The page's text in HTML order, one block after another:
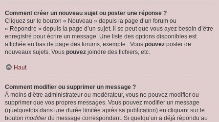
Comment créer un nouveau sujet ou poster une réponse ?
Cliquez sur le bouton « Nouveau » depuis la page d’un forum ou
« Répondre » depuis la page d’un sujet. Il se peut que vous ayez besoin d’être
enregistré pour écrire un message. Une liste des options disponibles est
affichée en bas de page des forums, exemple : Vous pouvez poster de
nouveaux sujets, Vous pouvez joindre des fichiers, etc.
Haut
Comment modifier ou supprimer un message ?
À moins d’être administrateur ou modérateur, vous ne pouvez modifier ou
supprimer que vos propres messages. Vous pouvez modifier un message
(quelquefois dans une durée limitée après sa publication) en cliquant sur le
bouton modifierdu message correspondant. Si quelqu’un a déjà répondu au